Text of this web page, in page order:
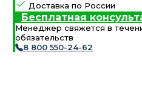
Доставка по России
Бесплатная
Менеджер свяжется в
обязательств
8 800 550-24-62